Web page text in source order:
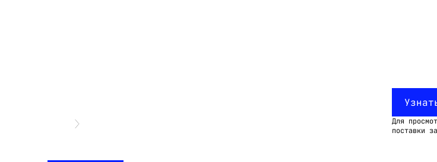
Для
поставки